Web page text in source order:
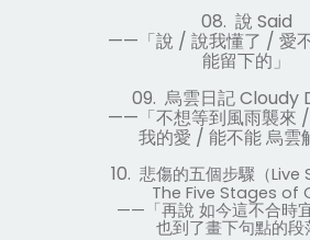
08. 說 Said
—— 「說 / 說我懂了 / 愛
能留下的」
09. 烏雲日記Cloudy
—— 「不想等到風雨襲來 /
我的愛 / 能不能烏雲
10. 悲傷的五個步驟（Live
The Five Stages of
—— 「再說 如今這不合時
也到了畫下句點的段